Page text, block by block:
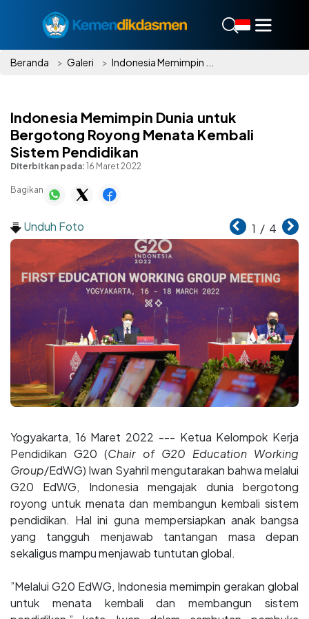
Beranda Galeri Indonesia Memimpin ...
Indonesia Memimpin Dunia untuk
Bergotong Royong Menata Kembali
Sistem Pendidikan
Diterbitkan pada: 16 Maret 2022
Bagikan
Unduh Foto 1 / 4
Yogyakarta, 16 Maret 2022 --- Ketua Kelompok Kerja
Pendidikan G20 (Chair of G20 Education Working
Group/EdWG) Iwan Syahril mengutarakan bahwa melalui
G20 EdWG, Indonesia mengajak dunia bergotong
royong untuk menata dan membangun kembali sistem
pendidikan. Hal ini guna mempersiapkan anak bangsa
yang tangguh menjawab tantangan masa depan
sekaligus mampu menjawab tuntutan global.
”Melalui G20 EdWG, Indonesia memimpin gerakan global
untuk menata kembali dan membangun sistem